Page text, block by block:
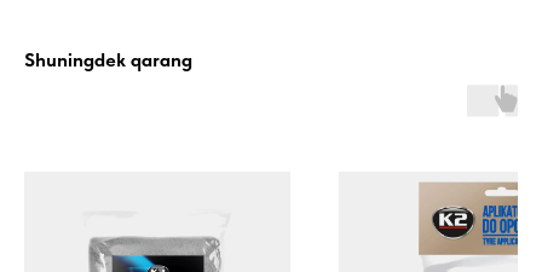
Shuningdek qarang